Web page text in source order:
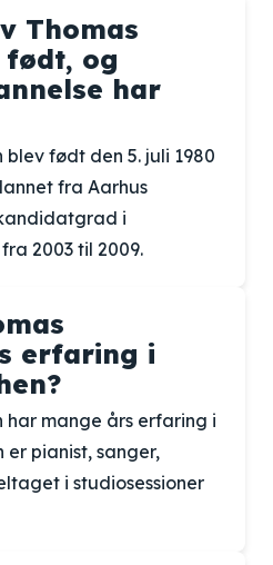
Thomas
født, og
har
blev født den 5. juli 1980
fra Aarhus
i
2003 til 2009.
erfaring i
har mange års erfaring i
er pianist, sanger,
i studiosessioner